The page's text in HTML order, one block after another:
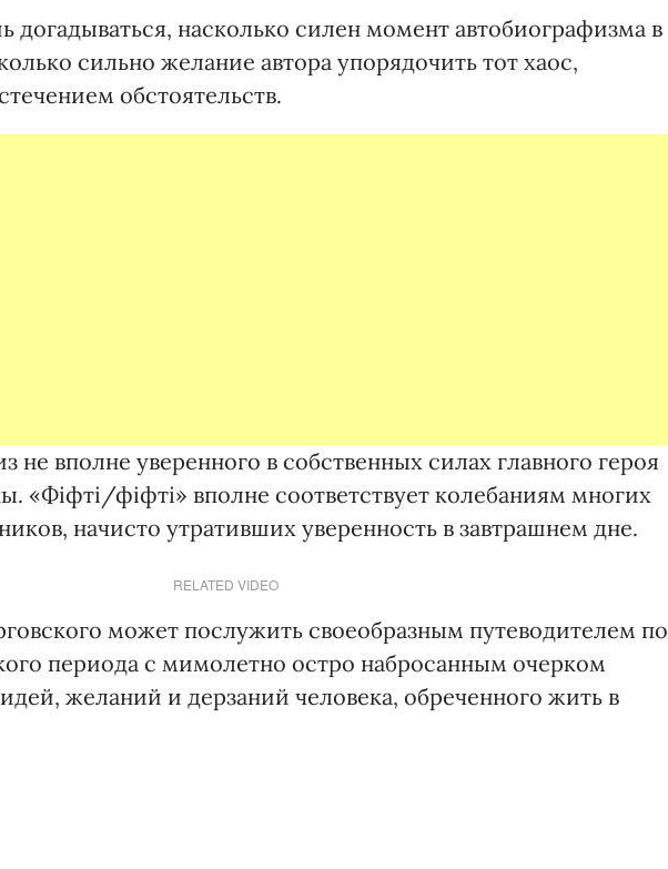
насколько силен момент автобиографизма в
сильно желание автора упорядочить тот хаос,
обстоятельств.
не вполне уверенного в собственных силах главного героя
«Фіфті/фіфті» вполне соответствует колебаниям многих
начисто утративших уверенность в завтрашнем дне.
RELATED VIDEO
может послужить своеобразным путеводителем по
периода с мимолетно остро набросанным очерком
желаний и дерзаний человека, обреченного жить в